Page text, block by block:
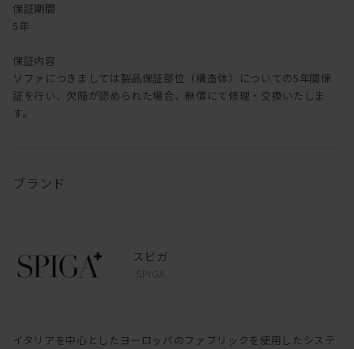
保証期間
5年
保証内容
ソファにつきましては製品保証部位（構造体）についての5年間保
証を行い、欠陥が認められた場合、無償にて修理・交換いたしま
す。
ブランド
スピガ
SPIGA
イタリアを中心としたヨーロッパのファブリックを使用したシステ